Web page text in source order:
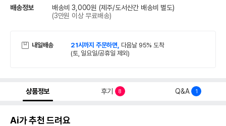
배송정보 배송비 3,000원 (제주/도서산간 배송비 별도)
(3만원 이상 무료배송)
내일배송 21시까지 주문하면, 다음날 95% 도착
(토, 일요일/공휴일 제외)
상품정보 후기 8 Q&A 1
Ai가 추천 드려요